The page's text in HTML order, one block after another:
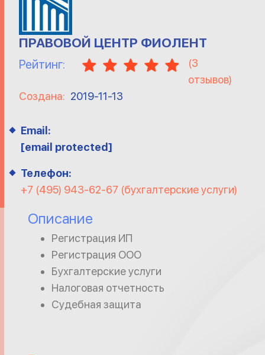
ПРАВОВОЙ ЦЕНТР ФИОЛЕНТ
Рейтинг: (3
отзывов)
Создана: 2019-11-13
Email:
[email protected]
Телефон:
+7 (495) 943-62-67 (бухгалтерские услуги)
Описание
Регистрация ИП
Регистрация ООО
Бухгалтерские услуги
Налоговая отчетность
Судебная защита